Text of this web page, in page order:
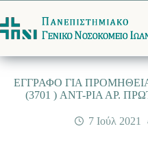
στο
περιεχόμενο
EΓΓΡΑΦΟ ΓΙΑ
(3701 ) ANΤ-ΡΙΑ ΑΡ.
7 Ιούλ 2021